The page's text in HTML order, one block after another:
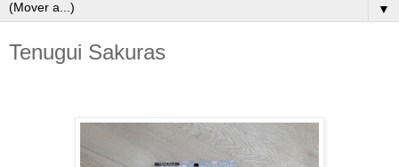
▼
Tenugui Sakuras